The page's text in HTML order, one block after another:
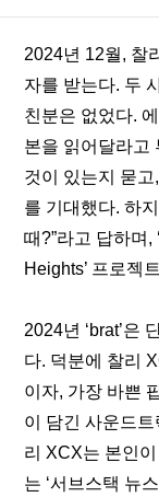
2024년 12월, 찰
자를 받는다. 두
친분은 없었다.
본을 읽어달라고
것이 있는지 묻
를 기대했다. 하
때?”라고 답하며,
Heights’ 프로젝
2024년 ‘brat’은
다. 덕분에 찰리
이자, 가장 바쁜
이 담긴 사운드
리 XCX는 본인
는 ‘서브스택 뉴